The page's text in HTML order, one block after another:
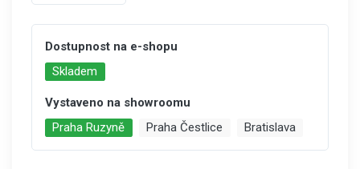
Dostupnost na e-shopu
Skladem
Vystaveno na showroomu
Praha Ruzyně
Praha Čestlice Bratislava